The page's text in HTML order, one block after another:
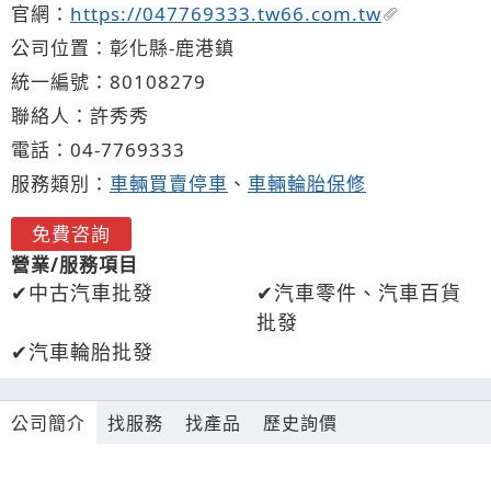
官網： https://047769333.tw66.com.tw
公司位置：彰化縣-鹿港鎮
統一編號：80108279
聯絡人：許秀秀
電話： 04-7769333
服務類別： 車輛買賣停車 、 車輛輪胎保修
免費咨詢
營業/服務項目
中古汽車批發
汽車零件、汽車百貨
批發
汽車輪胎批發
公司簡介 找服務 找產品 歷史詢價